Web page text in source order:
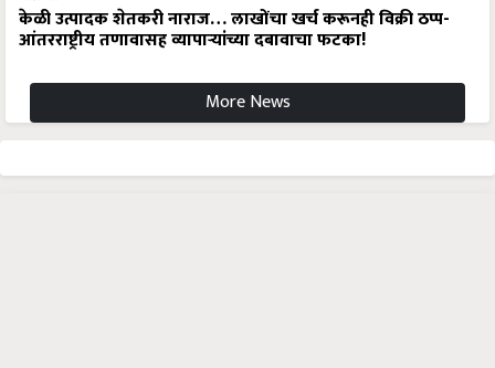
केळी उत्पादक शेतकरी नाराज… लाखोंचा खर्च करूनही विक्री ठप्प-
आंतरराष्ट्रीय तणावासह व्यापाऱ्यांच्या दबावाचा फटका!
More News